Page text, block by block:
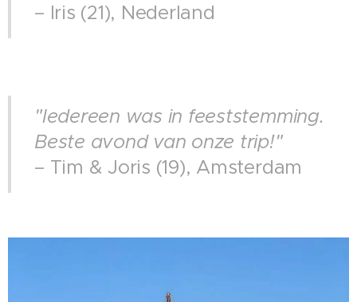
– Iris (21), Nederland
"Iedereen was in feeststemming.
Beste avond van onze trip!"
– Tim & Joris (19), Amsterdam